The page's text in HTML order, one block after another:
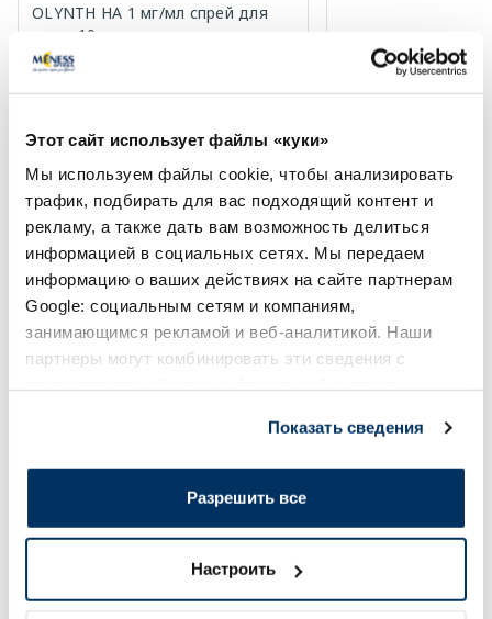
Этот сайт использует файлы «куки»
Мы используем файлы cookie, чтобы анализировать
трафик, подбирать для вас подходящий контент и
рекламу, а также дать вам возможность делиться
информацией в социальных сетях. Мы передаем
информацию о ваших действиях на сайте партнерам
Google: социальным сетям и компаниям,
занимающимся рекламой и веб-аналитикой. Наши
партнеры могут комбинировать эти сведения с
Показать сведения
Разрешить все
Настроить
OLYNTH HA 1 мг/мл спрей для
носа, 10 мл
В корзину
19.99 €
В
Page 1 of 5
Солнечная защита летом ☀️
Более...
EUCERIN Kids Dry Touch SPF 50+
BABE Sunscreen